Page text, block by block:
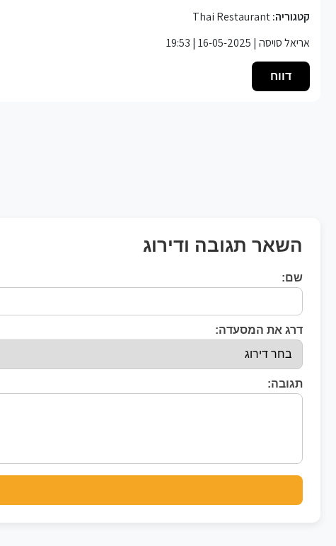
קטגוריה:
אריאל סויסה | 16-05-2025 | 19:53
דווח
השאר תגובה ודירוג
שם:
דרג את המסעדה:
תגובה: